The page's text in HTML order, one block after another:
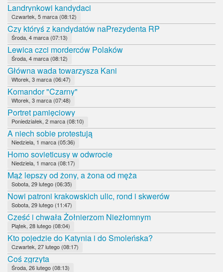
Landrynkowi kandydaci
Czwartek, 5 marca (08:12)
Czy któryś z kandydatów naPrezydenta RP
Środa, 4 marca (07:13)
Lewica czci morderców Polaków
Środa, 4 marca (08:12)
Główna wada towarzysza Kani
Wtorek, 3 marca (06:47)
Komandor "Czarny"
Wtorek, 3 marca (07:48)
Portret pamięciowy
Poniedziałek, 2 marca (08:10)
A niech sobie protestują
Niedziela, 1 marca (05:36)
Homo sovieticusy w odwrocie
Niedziela, 1 marca (08:17)
Mąż lepszy od żony, a żona od męża
Sobota, 29 lutego (06:35)
Nowi patroni krakowskich ulic, rond i skwerów
Sobota, 29 lutego (11:47)
Cześć i chwała Żołnierzom Niezłomnym
Piątek, 28 lutego (08:04)
Kto pojedzie do Katynia i do Smoleńska?
Czwartek, 27 lutego (08:17)
Coś zgrzyta
Środa, 26 lutego (08:13)